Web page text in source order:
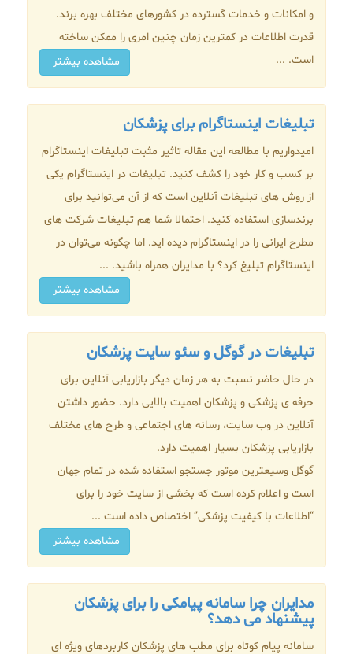
و امکانات و خدمات گسترده در کشورهای مختلف بهره برند.
قدرت اطلاعات در کمترین زمان چنین امری را ممکن ساخته
است. ...
مشاهده بیشتر
تبلیغات اینستاگرام برای پزشکان
امیدواریم با مطالعه این مقاله تاثیر مثبت تبلیغات اینستاگرام
بر کسب و کار خود را کشف کنید. تبلیغات در اینستاگرام یکی
از روش های تبلیغات آنلاین است که از آن می‌توانید برای
برندسازی استفاده کنید. احتمالا شما هم تبلیغات شرکت های
مطرح ایرانی را در اینستاگرام دیده اید. اما چگونه می‌توان در
اینستاگرام تبلیغ کرد؟ با مدایران همراه باشید. ...
مشاهده بیشتر
تبلیغات در گوگل و سئو سایت پزشکان
در حال حاضر نسبت به هر زمان دیگر بازاریابی آنلاین برای
حرفه ی پزشکی و پزشکان اهمیت بالایی دارد. حضور داشتن
آنلاین در وب سایت، رسانه های اجتماعی و طرح های مختلف
بازاریابی پزشکان بسیار اهمیت دارد.
گوگل وسیعترین موتور جستجو استفاده شده در تمام جهان
است و اعلام کرده است که بخشی از سایت خود را برای
“اطلاعات با کیفیت پزشکی” اختصاص داده است ...
مشاهده بیشتر
مدایران چرا سامانه پیامکی را برای پزشکان
پیشنهاد می دهد؟
سامانه پیام کوتاه برای مطب های پزشکان کاربردهای ویژه ای